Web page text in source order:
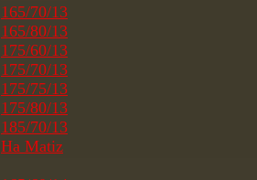
165/70/13
165/80/13
175/60/13
175/70/13
175/75/13
175/80/13
185/70/13
На Matiz